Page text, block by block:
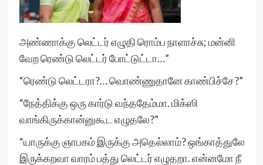
அண்ணாக்கு லெட்டர் எழுதி ரொம்ப நாளாச்சு; மன்னி
வேற ரெண்டு லெட்டர் போட்டுட்டா…”
“ரெண்டு லெட்டரா?… வொண்ணுதானே காண்பிச்சே?”
“நேத்திக்கு ஒரு கார்டு வந்ததேம்மா. மிக்ஸி
வாங்கிருக்கான்னுகூட எழுதலே?”
“யாருக்கு ஞாபகம் இருக்கு அதெல்லாம்? ஒங்காத்துலே
இருக்கறவா வாரம் பத்து லெட்டர் எழுதறா. என்னமோ நீ